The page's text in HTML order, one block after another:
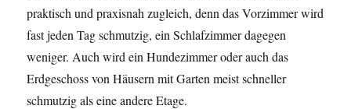
praktisch und praxisnah zugleich, denn das Vorzimmer wird
fast jeden Tag schmutzig, ein Schlafzimmer dagegen
weniger. Auch wird ein Hundezimmer oder auch das
Erdgeschoss von Häusern mit Garten meist schneller
schmutzig als eine andere Etage.